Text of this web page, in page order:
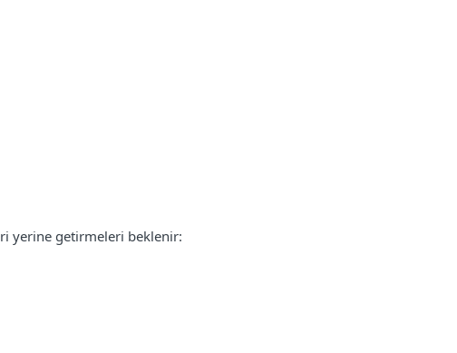
yerine getirmeleri beklenir: